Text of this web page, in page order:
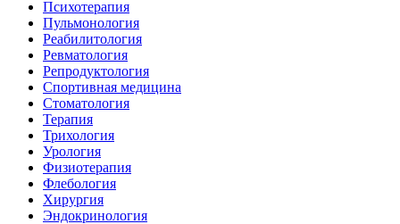
Психотерапия
Пульмонология
Реабилитология
Ревматология
Репродуктология
Спортивная медицина
Стоматология
Терапия
Трихология
Урология
Физиотерапия
Флебология
Хирургия
Эндокринология